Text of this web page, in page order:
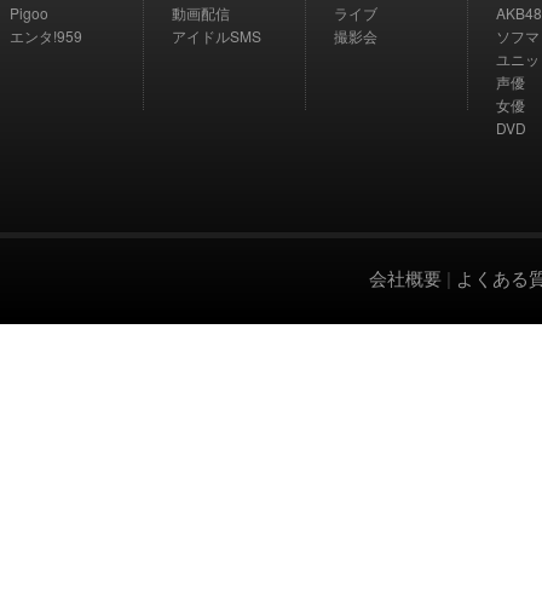
Pigoo
エンタ!959
動画配信
アイドルSMS
ライブ
撮影会
AKB48
ソフ
ユニ
声優
女優
DVD
会社概要 | よくある